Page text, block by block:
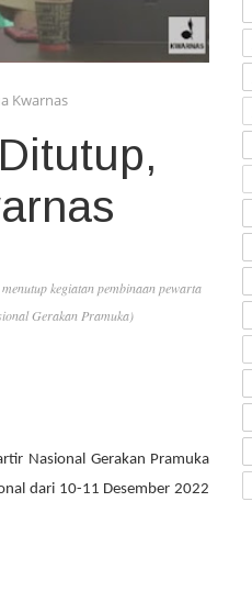
Kwarnas
kegiatan pembinaan pewarta
Gerakan Pramuka)
Nasional Gerakan Pramuka
dari 10-11 Desember 2022